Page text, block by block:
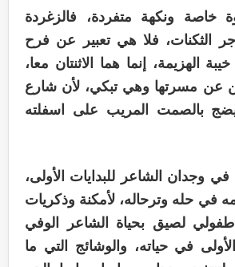
خاصة ونكهة متفردة، فالزغردة
الثكنات، فلا هي تعبير عن فرح
الهزيمة، إنما هما الاثنتان معا،
عن مسرتها وهي تبكي، لأن شارع
يضج بالصمت المريب على اسفلته
الشاعر للبدايات الأولى،
في حله وترحاله، لأمكنة وذكريات
لصيق بحياة الشاعر الوفي
في حياته، والوشائج التي ما